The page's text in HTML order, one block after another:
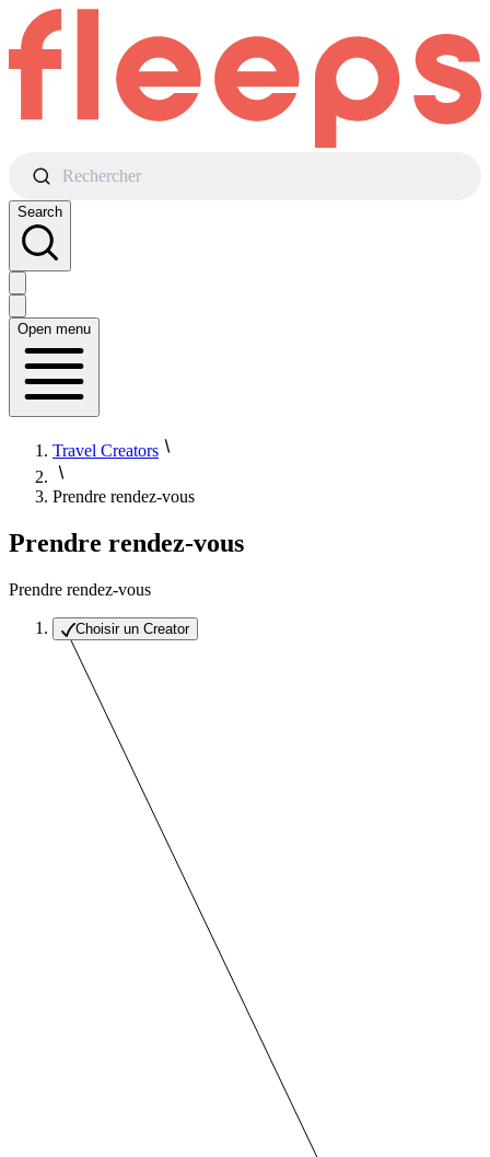
Rechercher
Search
Open menu
Travel Creators
Prendre rendez-vous
Prendre rendez-vous
Prendre rendez-vous
Choisir un Creator